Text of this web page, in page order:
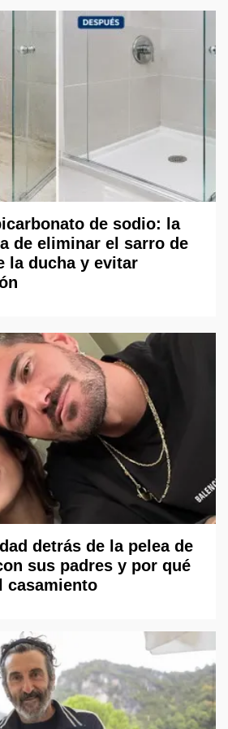
de sodio: la
de eliminar el sarro de
la ducha y evitar
detrás de la pelea de
sus padres y por qué
casamiento